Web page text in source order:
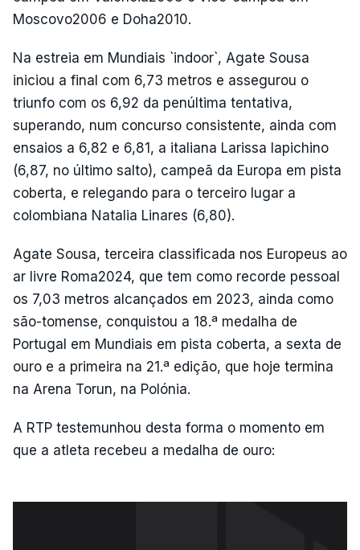
Moscovo2006 e Doha2010.
Na estreia em Mundiais `indoor`, Agate Sousa
iniciou a final com 6,73 metros e assegurou o
triunfo com os 6,92 da penúltima tentativa,
superando, num concurso consistente, ainda com
ensaios a 6,82 e 6,81, a italiana Larissa Iapichino
(6,87, no último salto), campeã da Europa em pista
coberta, e relegando para o terceiro lugar a
colombiana Natalia Linares (6,80).
Agate Sousa, terceira classificada nos Europeus ao
ar livre Roma2024, que tem como recorde pessoal
os 7,03 metros alcançados em 2023, ainda como
são-tomense, conquistou a 18.ª medalha de
Portugal em Mundiais em pista coberta, a sexta de
ouro e a primeira na 21.ª edição, que hoje termina
na Arena Torun, na Polónia.
A RTP testemunhou desta forma o momento em
que a atleta recebeu a medalha de ouro: